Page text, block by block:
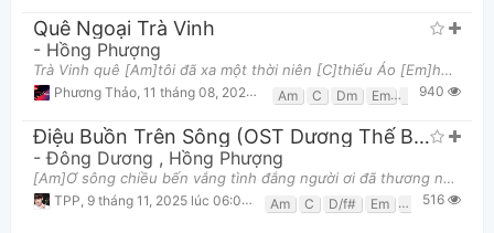
Quê Ngoại Trà Vinh
- Hồng Phượng
Trà Vinh quê [Am]tôi đã xa một thời niên [C]thiếu Áo [Em]hoa xưa nay phai [F]màu nhưng [Em]lòng tôi
Phương Thảo 11 tháng 08, 2024 lúc 10:04pm Am C Dm Em G
940
Điệu Buồn Trên Sông (OST Dương Thế Bao La Sầu)
-Đông Dương , Hồng Phượng
[Am]Ơ sông chiều bến vắng tình đắng người ơi đã thương nhau sao nỡ phụ cho [D/F#]đành Nay thuyền xa
TPP 9 tháng 11, 2025 lúc 06:07am Am C D/f# Em G 516